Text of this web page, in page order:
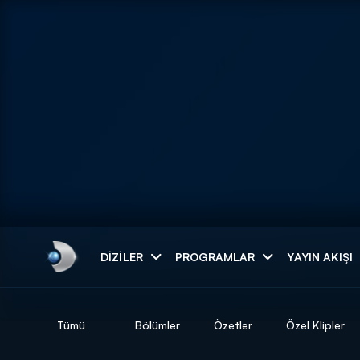
DIZILER PROGRAMLAR YAYIN AKIŞI
Tümü Bölümler Özetler Özel Klipler